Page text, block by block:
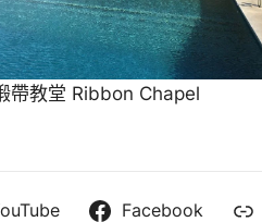
帶教堂 Ribbon Chapel
Facebook